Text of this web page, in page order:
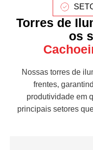
Torres de
os
Nossas torres de
frentes,
produtividade em
principais setores